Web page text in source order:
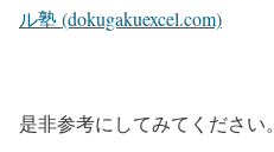
ル塾 (dokugakuexcel.com)
是非参考にしてみてください。